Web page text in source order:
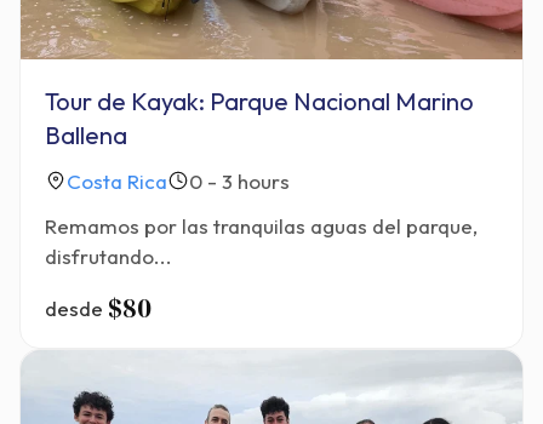
Tour de Kayak: Parque Nacional Marino
Ballena
Costa Rica
0 - 3 hours
Remamos por las tranquilas aguas del parque,
disfrutando...
desde $80